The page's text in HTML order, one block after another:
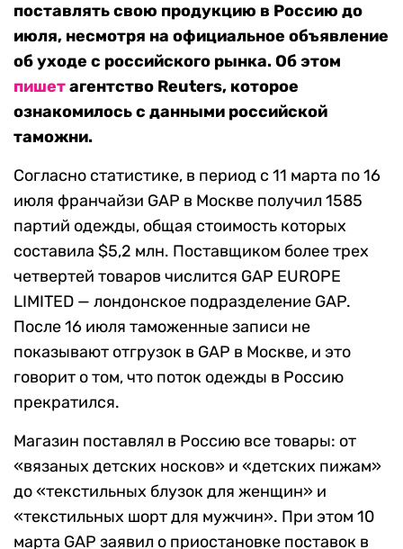
поставлять свою продукцию в Россию до
июля, несмотря на официальное объявление
об уходе с российского рынка. Об этом
пишетагентство Reuters, которое
ознакомилось с данными российской
таможни.
Согласно статистике, в период с 11 марта по 16
июля франчайзи GAP в Москве получил 1585
партий одежды, общая стоимость которых
составила $5,2 млн. Поставщиком более трех
четвертей товаров числится GAP EUROPE
LIMITED — лондонское подразделение GAP.
После 16 июля таможенные записи не
показывают отгрузок в GAP в Москве, и это
говорит о том, что поток одежды в Россию
прекратился.
Магазин поставлял в Россию все товары: от
«вязаных детских носков» и «детских пижам»
до «текстильных блузок для женщин» и
«текстильных шорт для мужчин». При этом 10
марта GAP заявил о приостановке поставок в